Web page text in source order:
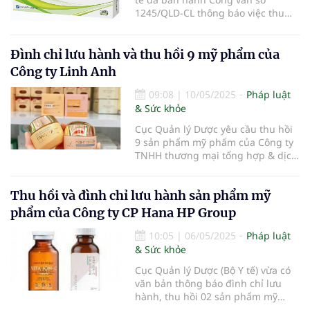
việc chống lại các hành vi sản xuất,
kinh doanh mỹ phẩm giả và kém
1245/QLD-CL thông báo việc thu
Đình chỉ lưu hành và thu hồi 9 mỹ phẩm của
Công ty Linh Anh
09:08 | 10/05/2025
Pháp luật
& Sức khỏe
Cục Quản lý Dược yêu cầu thu hồi
9 sản phẩm mỹ phẩm của Công ty
TNHH thương mại tổng hợp & dịch
Thị trấn Thanh Ba, huyện Thanh
Ba, tỉnh Phú Thọ; địa chỉ hiện nay:
Số nhà 02, ngõ 318, đường Đào
Giã, khu 5, thị trấn Thanh Ba,
huyện Thanh Ba, tỉnh Phú Thọ do
không đúng quy định.
Thu hồi và đình chỉ lưu hành sản phẩm mỹ
phẩm của Công ty CP Hana HP Group
10:05 | 06/05/2025
Pháp luật
& Sức khỏe
Cục Quản lý Dược (Bộ Y tế) vừa có
văn bản thông báo đình chỉ lưu
hành, thu hồi 02 sản phẩm mỹ